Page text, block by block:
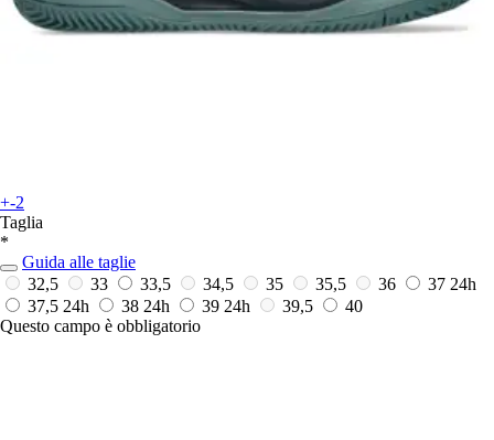
+-2
Taglia
*
Guida alle taglie
32,5
33 33,5 34,5 35 35,5 36 37 24h
37,5 24h 38 24h 39 24h 39,5
40
Questo campo è obbligatorio